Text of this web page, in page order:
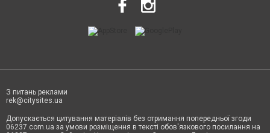
З питань реклами
rek@citysites.ua
Допускається цитування матеріалів без отримання попередньої згоди
06237.com.ua за умови розміщення в тексті обов'язкового посилання на